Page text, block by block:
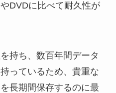
？売り場はシー以外にもあ
お店は予約できる？
め機はドンキで買える？ど
ってるの？購入できる場所
DVDに比べて耐久性が
持ち、数百年間データ
っているため、貴重な
長期間保存するのに最